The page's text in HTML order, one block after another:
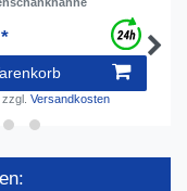
zzgl. Versandkosten